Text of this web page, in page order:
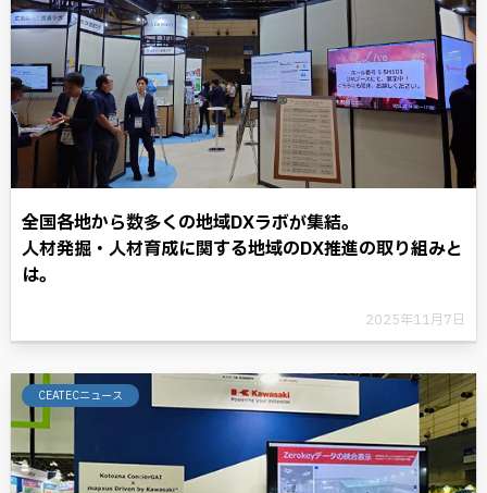
全国各地から数多くの地域DXラボが集結。
人材発掘・人材育成に関する地域のDX推進の取り組みと
は。
2025年11月7日
CEATECニュース